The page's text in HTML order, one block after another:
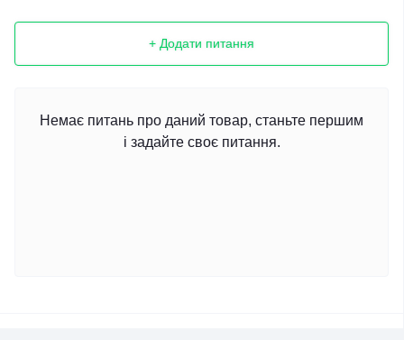
+ Додати питання
Немає питань про даний товар, станьте першим
і задайте своє питання.